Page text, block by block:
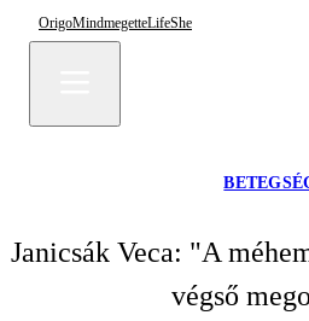
OrigoMindmegetteLifeShe
Janicsák Veca: "A
végső